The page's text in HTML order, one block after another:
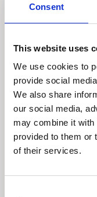
Consent
This website uses
We use cookies to
provide social
We also share
our social media,
may combine it with
provided to them or
of their services.
17 oktober
Oktober
Tim
på, hvordan
præges af en
sektorer
modvind.